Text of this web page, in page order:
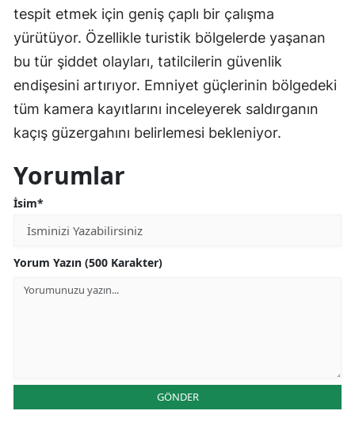
tespit etmek için geniş çaplı bir çalışma
yürütüyor. Özellikle turistik bölgelerde yaşanan
bu tür şiddet olayları, tatilcilerin güvenlik
endişesini artırıyor. Emniyet güçlerinin bölgedeki
tüm kamera kayıtlarını inceleyerek saldırganın
kaçış güzergahını belirlemesi bekleniyor.
Yorumlar
İsim*
Yorum Yazın (500 Karakter)
GÖNDER